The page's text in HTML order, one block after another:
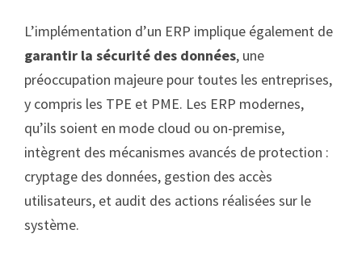
L’implémentation d’un ERP implique également de
garantir la sécurité des données, une
préoccupation majeure pour toutes les entreprises,
y compris les TPE et PME. Les ERP modernes,
qu’ils soient en mode cloud ou on-premise,
intègrent des mécanismes avancés de protection :
cryptage des données, gestion des accès
utilisateurs, et audit des actions réalisées sur le
système.